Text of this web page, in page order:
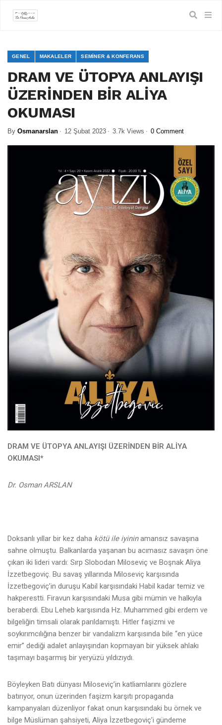
GENEL MAKALELER SEMINER & KONFERANS
DRAM VE ÜTOPYA ANLAYIŞI
ÜZERİNDEN BİR ALİYA
OKUMASI
By Osmanarslan 12 Şubat 2023 3.7k Views 0 Comment
DRAM VE ÜTOPYA ANLAYIŞI ÜZERİNDEN BİR ALİYA
OKUMASI*
Dr. Osman ARSLAN
Doksanlı yıllar bir kez daha kötü ile iyininamansız savaşına
sahne olmuştu. Balkanlarda yaşanan bu acımasız savaşın öne
çıkan iki lideri vardı: Sırp Slobodan Miloseviç ve Boşnak Aliya
İzzetbegoviç. Bu savaş yıllarında Miloseviç karşısında
İzzetbegoviç’in duruşu Kabil karşısındaki Habil kadar temiz ve
hakperestti. Firavun karşısındaki Musa gibi mümin ve halkıyla
beraberdi. Ebu Leheb karşısında Hz. Muhammed gibi erdem ve
bilgeliğin timsali olarak parıldamıştı. Hitler faşizmi ve
soykırımcılığına benzer bir vandalizm karşısında bile “en yüce
emir” dediği adalet anlayışından kopmayan bir yüksek ahlakı
taşımayı başarmış bir yeryüzü yıldızıydı.
Böyleyken Batı dünyası Miloseviç’in katliamlarını gözlere
batırıyor, onun üzerinden faşizm karşıtı propaganda
kampanyaları düzenliyor fakat onun karşısındaki bu örnek ve
bilge Müslüman şahsiyeti, Aliya İzzetbegoviç’i gündeme